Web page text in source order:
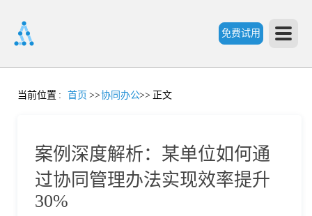
免费试用
首
当前位置 : 首页 >>协同办公>> 正文
案例深度解析：某单位如何通
过协同管理办法实现效率提升
30%